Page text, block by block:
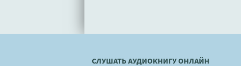
СЛУШАТЬ АУДИОКНИГУ ОНЛАЙН